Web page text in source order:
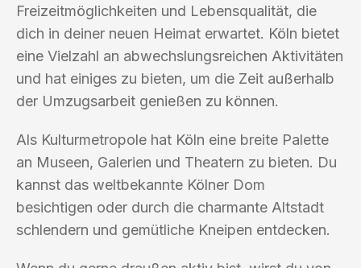
Freizeitmöglichkeiten und Lebensqualität, die
dich in deiner neuen Heimat erwartet. Köln bietet
eine Vielzahl an abwechslungsreichen Aktivitäten
und hat einiges zu bieten, um die Zeit außerhalb
der Umzugsarbeit genießen zu können.
Als Kulturmetropole hat Köln eine breite Palette
an Museen, Galerien und Theatern zu bieten. Du
kannst das weltbekannte Kölner Dom
besichtigen oder durch die charmante Altstadt
schlendern und gemütliche Kneipen entdecken.